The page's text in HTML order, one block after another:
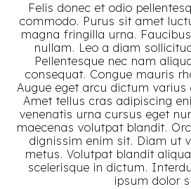
Felis donec et odio
commodo. Purus sit amet
magna fringilla urna.
nullam. Leo a diam
Pellentesque nec nam
consequat. Congue mauris
Augue eget arcu dictum varius
Amet tellus cras adipiscing
venenatis urna cursus eget
maecenas volutpat blandit.
dignissim enim sit. Diam ut
metus. Volutpat blandit
scelerisque in dictum.
ipsum dolor